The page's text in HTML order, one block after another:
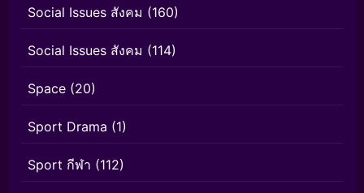
Social Issues สังคม (160)
Social Issues สังคม (114)
Space (20)
Sport Drama (1)
Sport กีฬา (112)